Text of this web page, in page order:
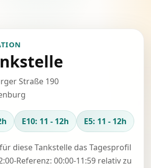
Straße 190
E10: 11 - 12h E5: 11 - 12h
diese Tankstelle das Tagesprofil
Referenz: 00:00-11:59 relativ zu